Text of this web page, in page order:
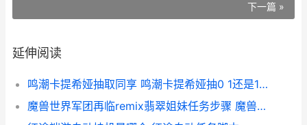
下一篇 »
延伸阅读
鸣潮卡提希娅抽取同享 鸣潮卡提希娅抽0 1还是1 0?
魔兽世界军团再临remix翡翠姐妹任务步骤 魔兽世界军团再临幻境新生